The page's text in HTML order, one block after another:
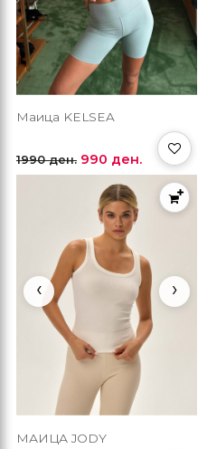
Маица KELSEA
1990 ден. 990 ден.
‹ ›
МАИЦА JODY